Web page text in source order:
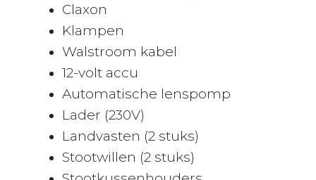
Claxon
Klampen
Walstroom kabel
12-volt accu
Automatische lenspomp
Lader (230V)
Landvasten (2 stuks)
Stootwillen (2 stuks)